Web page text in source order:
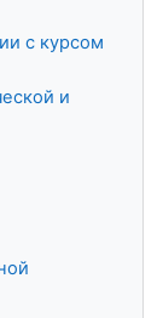
с курсом
и